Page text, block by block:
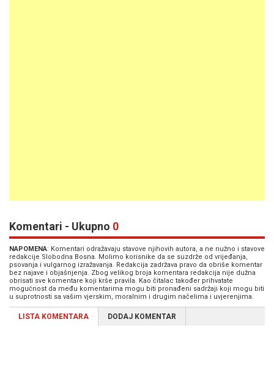
Komentari - Ukupno 0
NAPOMENA: Komentari odražavaju stavove njihovih autora, a ne nužno i stavove
redakcije Slobodna Bosna. Molimo korisnike da se suzdrže od vrijeđanja,
psovanja i vulgarnog izražavanja. Redakcija zadržava pravo da obriše komentar
bez najave i objašnjenja. Zbog velikog broja komentara redakcija nije dužna
obrisati sve komentare koji krše pravila. Kao čitalac također prihvatate
mogućnost da među komentarima mogu biti pronađeni sadržaji koji mogu biti
u suprotnosti sa vašim vjerskim, moralnim i drugim načelima i uvjerenjima.
LISTA KOMENTARA DODAJ KOMENTAR